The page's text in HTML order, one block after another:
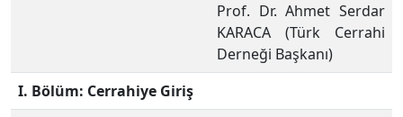
Prof. Dr. Ahmet Serdar
KARACA (Türk Cerrahi
Derneği Başkanı)
I. Bölüm: Cerrahiye Giriş